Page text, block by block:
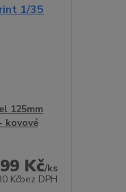
125mm
kovové
Kč/ks
Kčbez DPH